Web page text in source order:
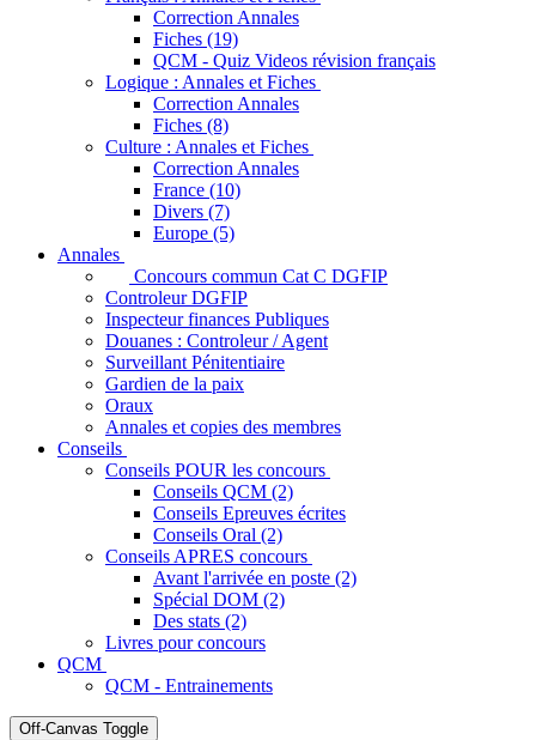
Correction Annales
Fiches (19)
QCM - Quiz Videos révision français
Logique : Annales et Fiches
Correction Annales
Fiches (8)
Culture : Annales et Fiches
Correction Annales
France (10)
Divers (7)
Europe (5)
Annales
Concours commun Cat C DGFIP
Controleur DGFIP
Inspecteur finances Publiques
Douanes : Controleur / Agent
Surveillant Pénitentiaire
Gardien de la paix
Oraux
Annales et copies des membres
Conseils
Conseils POUR les concours
Conseils QCM (2)
Conseils Epreuves écrites
Conseils Oral (2)
Conseils APRES concours
Avant l'arrivée en poste (2)
Spécial DOM (2)
Des stats (2)
Livres pour concours
QCM
QCM - Entrainements
Off-Canvas Toggle